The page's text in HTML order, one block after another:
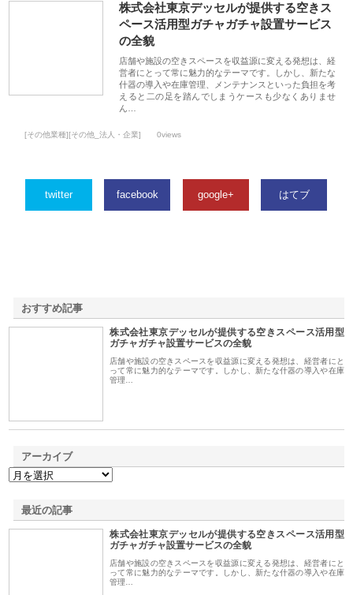
株式会社東京デッセルが提供する空きス
ペース活用型ガチャガチャ設置サービス
の全貌
店舗や施設の空きスペースを収益源に変える発想は、経
営者にとって常に魅力的なテーマです。しかし、新たな
什器の導入や在庫管理、メンテナンスといった負担を考
えると二の足を踏んでしまうケースも少なくありませ
ん…
[その他業種][その他_法人・企業] 0views
twitter facebook google+ はてブ
おすすめ記事
株式会社東京デッセルが提供する空きスペース活用型
ガチャガチャ設置サービスの全貌
店舗や施設の空きスペースを収益源に変える発想は、経営者にと
って常に魅力的なテーマです。しかし、新たな什器の導入や在庫
管理…
アーカイブ
最近の記事
株式会社東京デッセルが提供する空きスペース活用型
ガチャガチャ設置サービスの全貌
店舗や施設の空きスペースを収益源に変える発想は、経営者にと
って常に魅力的なテーマです。しかし、新たな什器の導入や在庫
管理…